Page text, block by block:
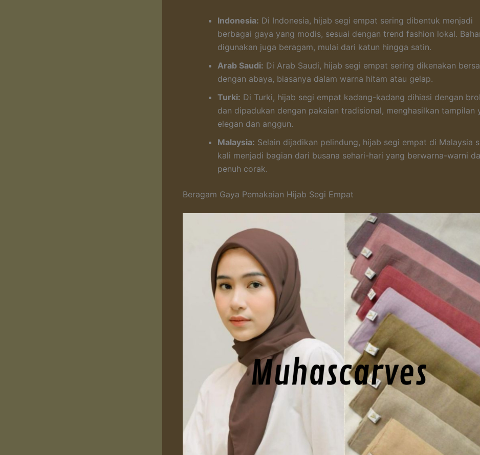
Indonesia: Di Indonesia, hijab segi empat sering dibentuk menjadi
berbagai gaya yang modis, sesuai dengan trend fashion lokal.
digunakan juga beragam, mulai dari katun hingga satin.
Arab Saudi: Di Arab Saudi, hijab segi empat sering dikenakan
dengan abaya, biasanya dalam warna hitam atau gelap.
Turki: Di Turki, hijab segi empat kadang-kadang dihiasi dengan
dan dipadukan dengan pakaian tradisional, menghasilkan tampilan
elegan dan anggun.
Malaysia: Selain dijadikan pelindung, hijab segi empat di Malaysia
kali menjadi bagian dari busana sehari-hari yang berwarna-warni
penuh corak.
Beragam Gaya Pemakaian Hijab Segi Empat